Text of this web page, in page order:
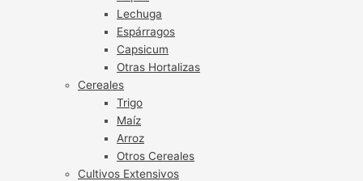
Lechuga
Espárragos
Capsicum
Otras Hortalizas
Cereales
Trigo
Maíz
Arroz
Otros Cereales
Cultivos Extensivos